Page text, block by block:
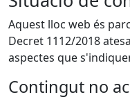
Aquest lloc web és
Decret 1112/2018
aspectes que
Contingut no